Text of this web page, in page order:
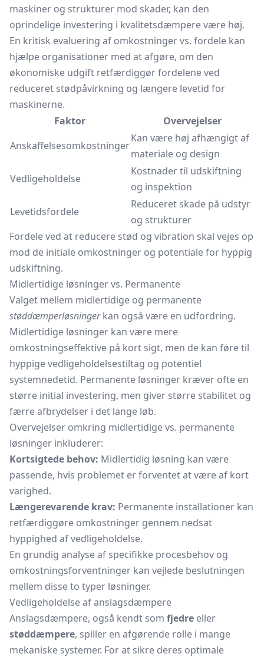
maskiner og strukturer mod skader, kan den
oprindelige investering i kvalitetsdæmpere være høj.
En kritisk evaluering af omkostninger vs. fordele kan
hjælpe organisationer med at afgøre, om den
økonomiske udgift retfærdiggør fordelene ved
reduceret stødpåvirkning og længere levetid for
maskinerne.
Faktor
Overvejelser
Anskaffelsesomkostninger
Kan være høj afhængigt af
materiale og design
Vedligeholdelse
Kostnader til udskiftning
og inspektion
Levetidsfordele
Reduceret skade på udstyr
og strukturer
Fordele ved at reducere stød og vibration skal vejes op
mod de initiale omkostninger og potentiale for hyppig
udskiftning.
Midlertidige løsninger vs. Permanente
Valget mellem midlertidige og permanente
støddæmperløsningerkan også være en udfordring.
Midlertidige løsninger kan være mere
omkostningseffektive på kort sigt, men de kan føre til
hyppige vedligeholdelsestiltag og potentiel
systemnedetid. Permanente løsninger kræver ofte en
større initial investering, men giver større stabilitet og
færre afbrydelser i det lange løb.
Overvejelser omkring midlertidige vs. permanente
løsninger inkluderer:
Kortsigtede behov: Midlertidig løsning kan være
passende, hvis problemet er forventet at være af kort
varighed.
Længerevarende krav: Permanente installationer kan
retfærdiggøre omkostninger gennem nedsat
hyppighed af vedligeholdelse.
En grundig analyse af specifikke procesbehov og
omkostningsforventninger kan vejlede beslutningen
mellem disse to typer løsninger.
Vedligeholdelse af anslagsdæmpere
Anslagsdæmpere, også kendt som fjedre eller
støddæmpere, spiller en afgørende rolle i mange
mekaniske systemer. For at sikre deres optimale